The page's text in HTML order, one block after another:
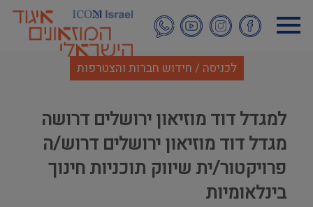
לתוכן
העיקרי
לכניסה / חידוש חברות והצטרפות
למגדל דוד מוזיאון ירושלים דרושה
מגדל דוד מוזיאון ירושלים דרוש/ה
פרויקטור/ית שיווק תוכניות חינוך
בינלאומיות